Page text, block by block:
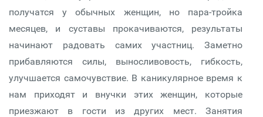
получатся у обычных женщин, но пара-тройка
месяцев, и суставы прокачиваются, результаты
начинают радовать самих участниц. Заметно
прибавляются силы, выносливовость, гибкость,
улучшается самочувствие. В каникулярное время к
нам приходят и внучки этих женщин, которые
приезжают в гости из других мест. Занятия